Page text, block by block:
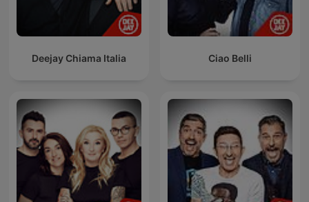
Deejay Chiama Italia Ciao Belli